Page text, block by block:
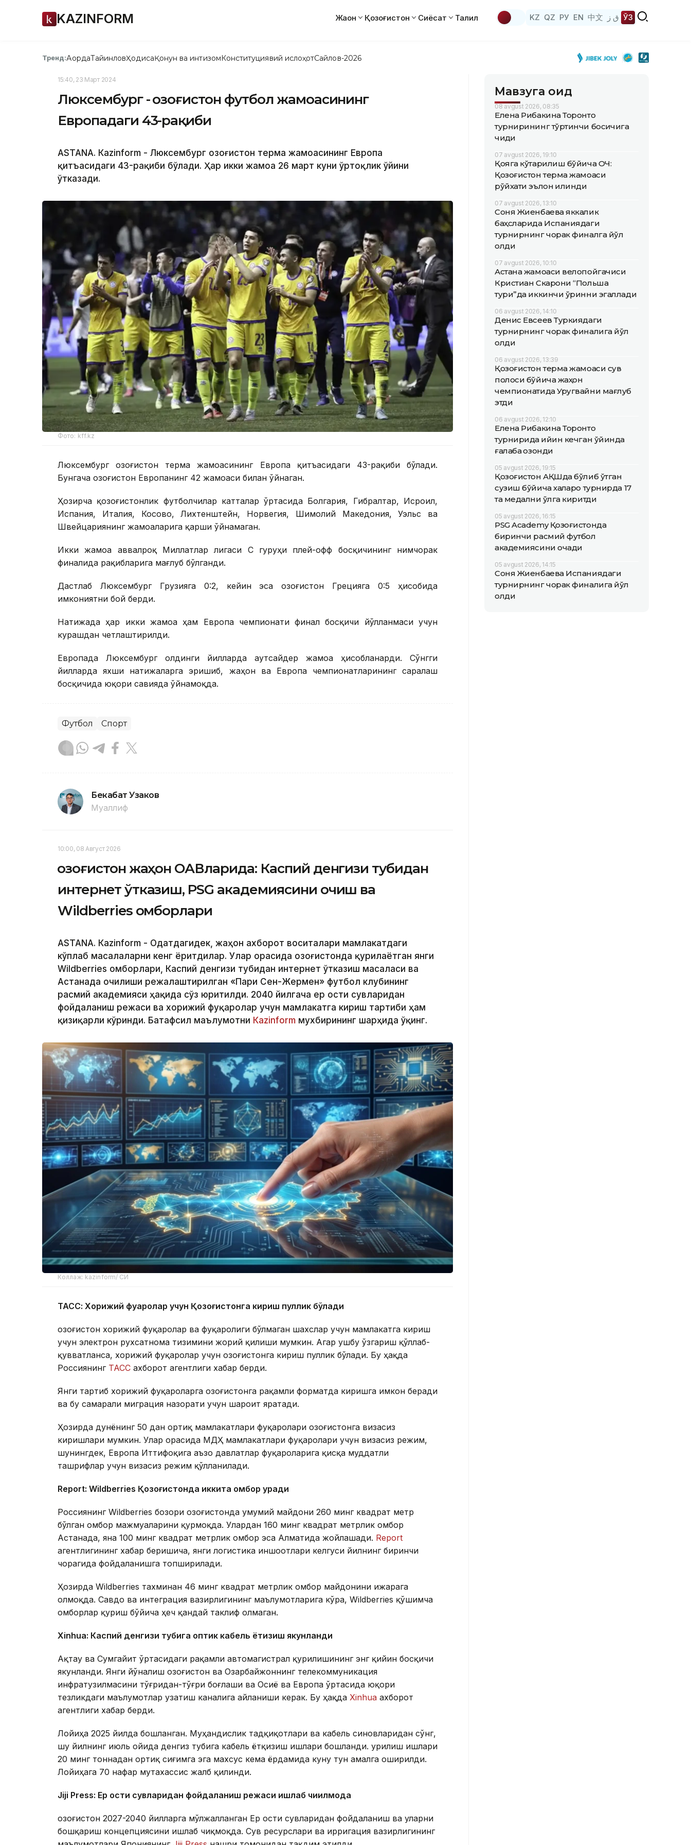
KAZINFORM Жаҳон Қозоғистон Сиёсат Таҳлил KZ QZ РУ EN 中文 ق ز ЎЗ
Тренд:АқордаТайинловҲодисаҚонун ва интизомКонституциявий ислоҳотСайлов-2026
15:40, 23 Март 2024
Люксембург - Қозоғистон футбол жамоасининг
Европадаги 43-рақиби
ASTANА. Кazinform - Люксембург Қозоғистон терма жамоасининг Европа
қитъасидаги 43-рақиби бўлади. Ҳар икки жамоа 26 март куни ўртоқлик ўйини
ўтказади.
Фото: kff.kz
Люксембург Қозоғистон терма жамоасининг Европа қитъасидаги 43-рақиби бўлади.
Бунгача Қозоғистон Европанинг 42 жамоаси билан ўйнаган.
Ҳозирча қозоғистонлик футболчилар катталар ўртасида Болгария, Гибралтар, Исроил,
Испания, Италия, Косово, Лихтенштейн, Норвегия, Шимолий Македония, Уэльс ва
Швейцариянинг жамоаларига қарши ўйнамаган.
Икки жамоа аввалроқ Миллатлар лигаси С гуруҳи плей-офф босқичининг нимчорак
финалида рақибларига мағлуб бўлганди.
Дастлаб Люксембург Грузияга 0:2, кейин эса Қозоғистон Грецияга 0:5 ҳисобида
имкониятни бой берди.
Натижада ҳар икки жамоа ҳам Европа чемпионати финал босқичи йўлланмаси учун
курашдан четлаштирилди.
Европада Люксембург олдинги йилларда аутсайдер жамоа ҳисобланарди. Сўнгги
йилларда яхши натижаларга эришиб, жаҳон ва Европа чемпионатларининг саралаш
босқичида юқори савияда ўйнамоқда.
Футбол Спорт
Бекабат Узаков
Муаллиф
10:00, 08 Август 2026
Қозоғистон жаҳон ОАВларида: Каспий денгизи тубидан
интернет ўтказиш, PSG академиясини очиш ва
Wildberries омборлари
ASTANА. Кazinform - Одатдагидек, жаҳон ахборот воситалари мамлакатдаги
кўплаб масалаларни кенг ёритдилар. Улар орасида Қозоғистонда қурилаётган янги
Wildberries омборлари, Каспий денгизи тубидан интернет ўтказиш масаласи ва
Астанада очилиши режалаштирилган «Пари Сен-Жермен» футбол клубининг
расмий академияси ҳақида сўз юритилди. 2040 йилгача ер ости сувларидан
фойдаланиш режаси ва хорижий фуқаролар учун мамлакатга кириш тартиби ҳам
қизиқарли кўринди. Батафсил маълумотни Кazinform мухбирининг шарҳида ўқинг.
Коллаж: kazinform/ СИ
ТАСС: Хорижий фуқаролар учун Қозоғистонга кириш пуллик бўлади
Қозоғистон хорижий фуқаролар ва фуқаролиги бўлмаган шахслар учун мамлакатга кириш
учун электрон рухсатнома тизимини жорий қилиши мумкин. Агар ушбу ўзгариш қўллаб-
қувватланса, хорижий фуқаролар учун Қозоғистонга кириш пуллик бўлади. Бу ҳақда
Россиянинг ТАСС ахборот агентлиги хабар берди.
Янги тартиб хорижий фуқароларга Қозоғистонга рақамли форматда киришга имкон беради
ва бу самарали миграция назорати учун шароит яратади.
Ҳозирда дунёнинг 50 дан ортиқ мамлакатлари фуқаролари Қозоғистонга визасиз
киришлари мумкин. Улар орасида МДҲ мамлакатлари фуқаролари учун визасиз режим,
шунингдек, Европа Иттифоқига аъзо давлатлар фуқароларига қисқа муддатли
ташрифлар учун визасиз режим қўлланилади.
Report: Wildberries Қозоғистонда иккита омбор қуради
Россиянинг Wildberries бозори Қозоғистонда умумий майдони 260 минг квадрат метр
бўлган омбор мажмуаларини қурмоқда. Улардан 160 минг квадрат метрлик омбор
Астанада, яна 100 минг квадрат метрлик омбор эса Алматида жойлашади. Report
агентлигининг хабар беришича, янги логистика иншоотлари келгуси йилнинг биринчи
чорагида фойдаланишга топширилади.
Ҳозирда Wildberries тахминан 46 минг квадрат метрлик омбор майдонини ижарага
олмоқда. Савдо ва интеграция вазирлигининг маълумотларига кўра, Wildberries қўшимча
омборлар қуриш бўйича ҳеч қандай таклиф олмаган.
Xinhuа: Каспий денгизи тубига оптик кабель ётқизиш якунланди
Ақтау ва Сумгайит ўртасидаги рақамли автомагистрал қурилишининг энг қийин босқичи
якунланди. Янги йўналиш Қозоғистон ва Озарбайжоннинг телекоммуникация
инфратузилмасини тўғридан-тўғри боғлаши ва Осиё ва Европа ўртасида юқори
тезликдаги маълумотлар узатиш каналига айланиши керак. Бу ҳақда Xinhua ахборот
агентлиги хабар берди.
Лойиҳа 2025 йилда бошланган. Муҳандислик тадқиқотлари ва кабель синовларидан сўнг,
шу йилнинг июль ойида денгиз тубига кабель ётқизиш ишлари бошланди. Қурилиш ишлари
20 минг тоннадан ортиқ сиғимга эга махсус кема ёрдамида куну тун амалга оширилди.
Лойиҳага 70 нафар мутахассис жалб қилинди.
Jiji Press: Ер ости сувларидан фойдаланиш режаси ишлаб чиқилмоқда
Қозоғистон 2027-2040 йилларга мўлжалланган Ер ости сувларидан фойдаланиш ва уларни
бошқариш концепциясини ишлаб чиқмоқда. Сув ресурслари ва ирригация вазирлигининг
Мавзуга оид
08 avgust 2026, 08:35
Елена Рибакина Торонто
турнирининг тўртинчи босқичига
чиқди
07 avgust 2026, 19:10
Қояга кўтарилиш бўйича ОЧ:
Қозоғистон терма жамоаси
рўйхати эълон қилинди
07 avgust 2026, 13:10
Соня Жиенбаева яккалик
баҳсларида Испаниядаги
турнирнинг чорак финалга йўл
олди
07 avgust 2026, 10:10
Астана жамоаси велопойгачиси
Кристиан Скарони “Польша
тури”да иккинчи ўринни эгаллади
06 avgust 2026, 14:10
Денис Евсеев Туркиядаги
турнирнинг чорак финалига йўл
олди
06 avgust 2026, 13:39
Қозоғистон терма жамоаси сув
полоси бўйича жаҳон
чемпионатида Уругвайни мағлуб
этди
06 avgust 2026, 12:10
Елена Рибакина Торонто
турнирида қийин кечган ўйинда
ғалаба қозонди
05 avgust 2026, 19:15
Қозоғистон АҚШда бўлиб ўтган
сузиш бўйича халқаро турнирда 17
та медални қўлга киритди
05 avgust 2026, 16:15
PSG Academy Қозоғистонда
биринчи расмий футбол
академиясини очади
05 avgust 2026, 14:15
Соня Жиенбаева Испаниядаги
турнирнинг чорак финалига йўл
олди